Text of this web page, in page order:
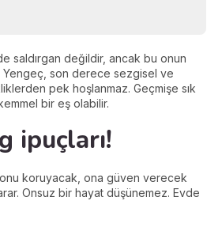
saldırgan değildir, ancak bu onun
Yengeç, son derece sezgisel ve
pek hoşlanmaz. Geçmişe sık
bir eş olabilir.
ipuçları!
koruyacak, ona güven verecek
Onsuz bir hayat düşünemez. Evde